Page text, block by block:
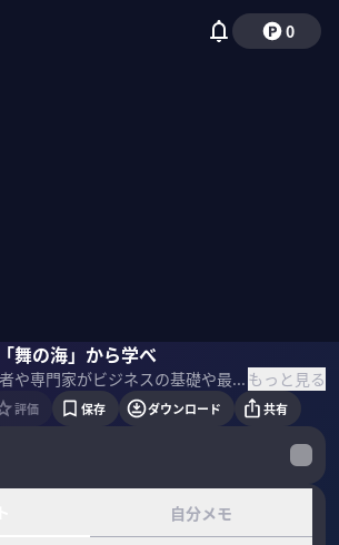
0
舞の海」から学べ
経営者や専門家がビジネスの基礎や最新テーマを教える「PIVOT LEARNING」。カリフォルニア大学サンディエゴ校教授のウリケ・シェーデ氏に「日本企業の強み」を聞いた。 もっと見る
評価 保存 ダウンロード 共有
自分メモ